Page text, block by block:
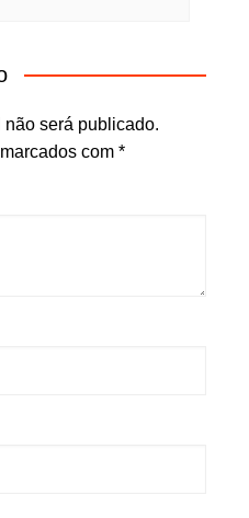
será publicado.
com *